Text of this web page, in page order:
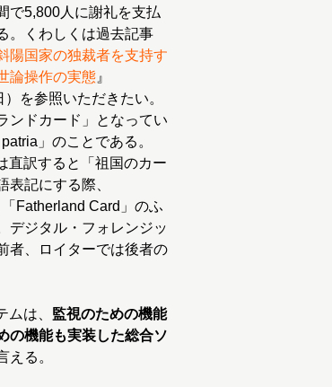
で5,800人に謝礼を支払
。くわしくは過去記事
陽国家の独裁者を支持す
論操作の実態 』
を参照いただきたい。
ンドカード」となってい
」のことである。
直訳すると「祖国のカー
表記にする際、
Fatherland Card」のふ
デジタル・フォレンジッ
者、ロイターでは後者の
は、 監視のための機能
の機能も実装した総合ソ
える。